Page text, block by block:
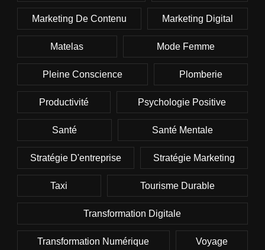
Marketing De Contenu Marketing Digital
Matelas Mode Femme
Pleine Conscience Plomberie
Productivité Psychologie Positive
Santé Santé Mentale
Stratégie D'entreprise Stratégie Marketing
Taxi Tourisme Durable
Transformation Digitale
Transformation Numérique Voyage